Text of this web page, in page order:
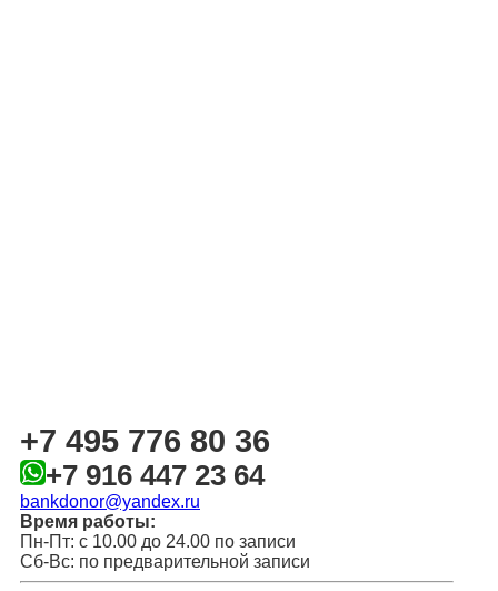
+7 495 776 80 36
+7 916 447 23 64
bankdonor@yandex.ru
Время работы:
Пн-Пт: с 10.00 до 24.00 по записи
Сб-Вс: по предварительной записи